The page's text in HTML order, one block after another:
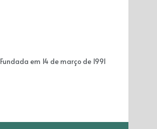
Fundada em 14 de março de 1991